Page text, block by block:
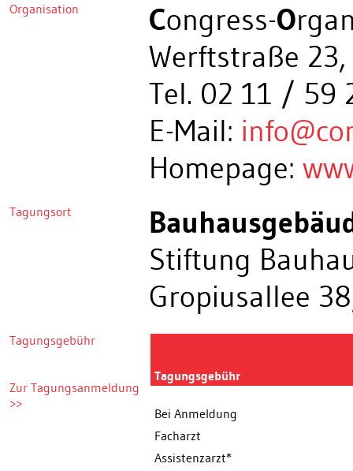
Organisation Congress-O
Werftstraße
Tel. 02 11 / 59
E-Mail:
Homepage:
Tagungsort
Stiftung
Gropiusallee
Tagungsgebühr
Zur Tagungsanmeldung
>>
Tagungsgebühr
Bei Anmeldung
Facharzt
Assistenzarzt*